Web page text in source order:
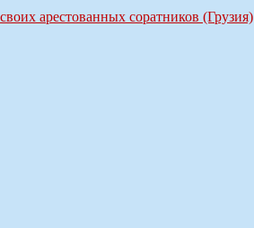
арестованных соратников (Грузия)